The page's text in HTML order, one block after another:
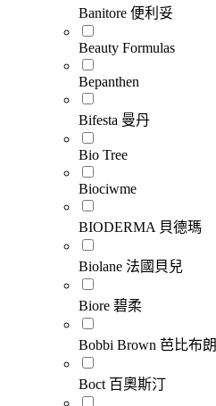
Banitore 便利妥
Beauty Formulas
Bepanthen
Bifesta 曼丹
Bio Tree
Biociwme
BIODERMA 貝德瑪
Biolane 法國貝兒
Biore 碧柔
Bobbi Brown 芭比布朗
Boct 百奧斯汀